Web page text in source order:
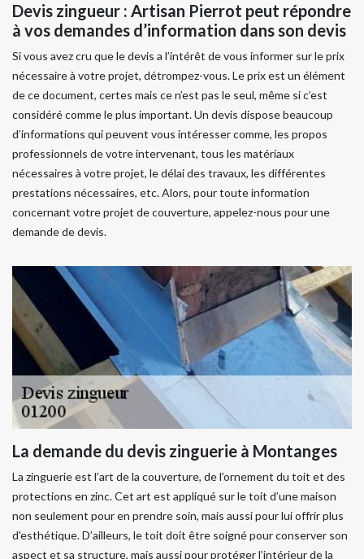
Devis zingueur : Artisan Pierrot peut répondre
à vos demandes d’information dans son devis
Si vous avez cru que le devis a l’intérêt de vous informer sur le prix
nécessaire à votre projet, détrompez-vous. Le prix est un élément
de ce document, certes mais ce n’est pas le seul, même si c’est
considéré comme le plus important. Un devis dispose beaucoup
d’informations qui peuvent vous intéresser comme, les propos
professionnels de votre intervenant, tous les matériaux
nécessaires à votre projet, le délai des travaux, les différentes
prestations nécessaires, etc. Alors, pour toute information
concernant votre projet de couverture, appelez-nous pour une
demande de devis.
La demande du devis zinguerie à Montanges
La zinguerie est l’art de la couverture, de l’ornement du toit et des
protections en zinc. Cet art est appliqué sur le toit d’une maison
non seulement pour en prendre soin, mais aussi pour lui offrir plus
d'esthétique. D’ailleurs, le toit doit être soigné pour conserver son
aspect et sa structure, mais aussi pour protéger l’intérieur de la